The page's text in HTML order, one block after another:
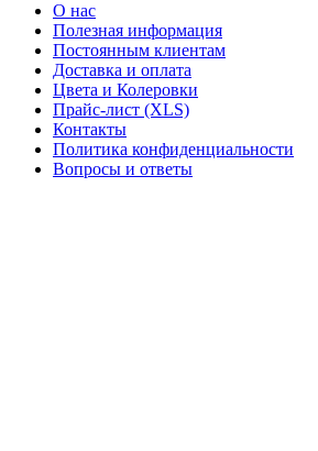
О нас
Полезная информация
Постоянным клиентам
Доставка и оплата
Цвета и Колеровки
Прайс-лист (XLS)
Контакты
Политика конфиденциальности
Вопросы и ответы